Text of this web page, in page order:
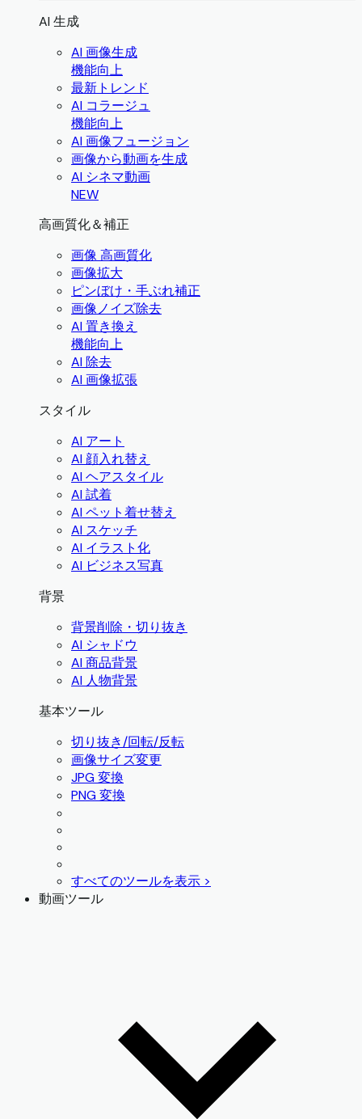
AI 生成
AI 画像生成
機能向上
最新トレンド
AI コラージュ
機能向上
AI 画像フュージョン
画像から動画を生成
AI シネマ動画
NEW
高画質化＆補正
画像 高画質化
画像拡大
ピンぼけ・手ぶれ補正
画像ノイズ除去
AI 置き換え
機能向上
AI 除去
AI 画像拡張
スタイル
AI アート
AI 顔入れ替え
AI ヘアスタイル
AI 試着
AI ペット着せ替え
AI スケッチ
AI イラスト化
AI ビジネス写真
背景
背景削除・切り抜き
AI シャドウ
AI 商品背景
AI 人物背景
基本ツール
切り抜き/回転/反転
画像サイズ変更
JPG 変換
PNG 変換
すべてのツールを表示 >
動画ツール